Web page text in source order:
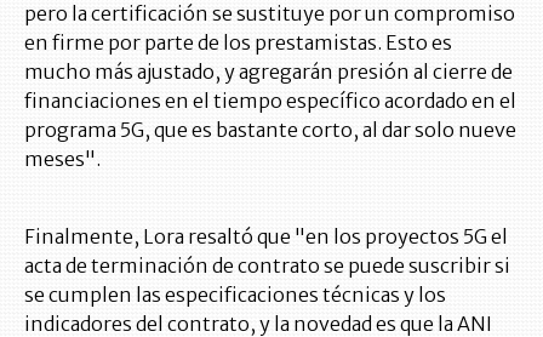
pero la certificación se sustituye por un compromiso
en firme por parte de los prestamistas. Esto es
mucho más ajustado, y agregarán presión al cierre de
financiaciones en el tiempo específico acordado en el
programa 5G, que es bastante corto, al dar solo nueve
meses".
Finalmente, Lora resaltó que "en los proyectos 5G el
acta de terminación de contrato se puede suscribir si
se cumplen las especificaciones técnicas y los
indicadores del contrato, y la novedad es que la ANI